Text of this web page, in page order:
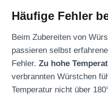
Häufige Fehler
Beim Zubereiten von
passieren selbst
Fehler. Zu hohe
verbrannten Würstchen
Temperatur nicht über